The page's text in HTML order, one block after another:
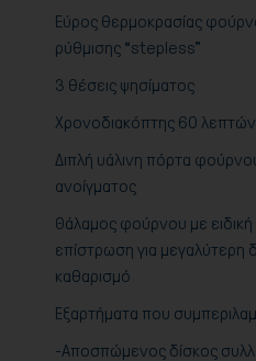
Εύρος θερμοκρασίας
ρύθμισης “stepless”
3 θέσεις ψησίματος
Χρονοδιακόπτης 60 λεπτών
Διπλή υάλινη πόρτα
ανοίγματος
Θάλαμος φούρνου με ειδική
επίστρωση για μεγαλύτερη
καθαρισμό
Εξαρτήματα που
-Αποσπώμενος δίσκος